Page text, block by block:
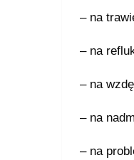
– na
– na
– na
– na
– na